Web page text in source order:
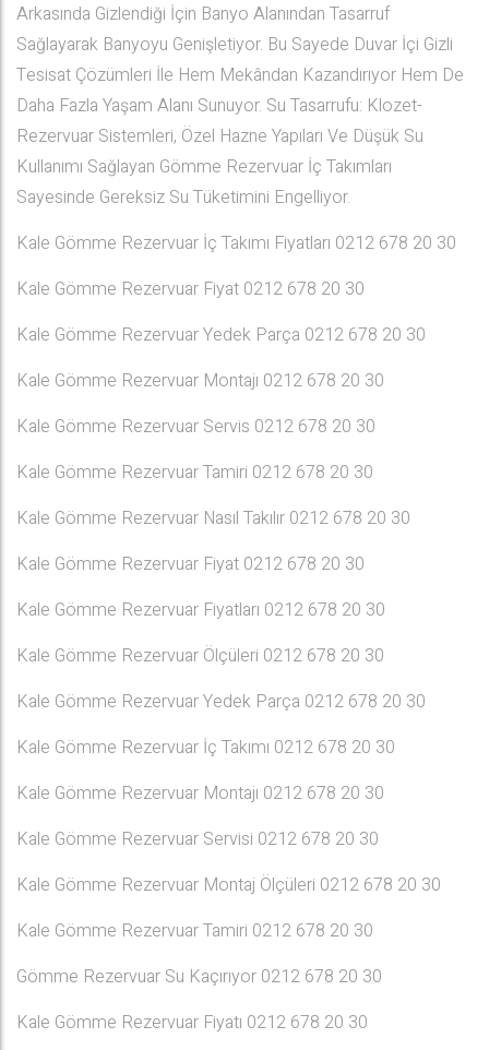
Arkasında Gizlendiği İçin Banyo Alanından Tasarruf
Sağlayarak Banyoyu Genişletiyor. Bu Sayede Duvar İçi Gizli
Tesisat Çözümleri İle Hem Mekândan Kazandırıyor Hem De
Daha Fazla Yaşam Alanı Sunuyor. Su Tasarrufu: Klozet-
Rezervuar Sistemleri, Özel Hazne Yapıları Ve Düşük Su
Kullanımı Sağlayan Gömme Rezervuar İç Takımları
Sayesinde Gereksiz Su Tüketimini Engelliyor.
Kale Gömme Rezervuar İç Takımı Fiyatları 0212 678 20 30
Kale Gömme Rezervuar Fiyat 0212 678 20 30
Kale Gömme Rezervuar Yedek Parça 0212 678 20 30
Kale Gömme Rezervuar Montajı 0212 678 20 30
Kale Gömme Rezervuar Servis 0212 678 20 30
Kale Gömme Rezervuar Tamiri 0212 678 20 30
Kale Gömme Rezervuar Nasıl Takılır 0212 678 20 30
Kale Gömme Rezervuar Fiyat 0212 678 20 30
Kale Gömme Rezervuar Fiyatları 0212 678 20 30
Kale Gömme Rezervuar Ölçüleri 0212 678 20 30
Kale Gömme Rezervuar Yedek Parça 0212 678 20 30
Kale Gömme Rezervuar İç Takımı 0212 678 20 30
Kale Gömme Rezervuar Montajı 0212 678 20 30
Kale Gömme Rezervuar Servisi 0212 678 20 30
Kale Gömme Rezervuar Montaj Ölçüleri 0212 678 20 30
Kale Gömme Rezervuar Tamiri 0212 678 20 30
Gömme Rezervuar Su Kaçırıyor 0212 678 20 30
Kale Gömme Rezervuar Fiyatı 0212 678 20 30